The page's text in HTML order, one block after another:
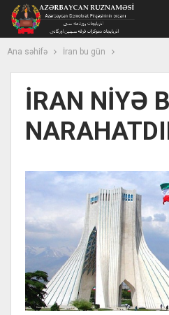
Ana səhifə İran bu gün
İRAN NİYƏ